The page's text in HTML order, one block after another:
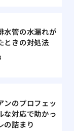
水管の水漏れが
ときの対処法
ンのプロフェッ
な対応で助かっ
の詰まり